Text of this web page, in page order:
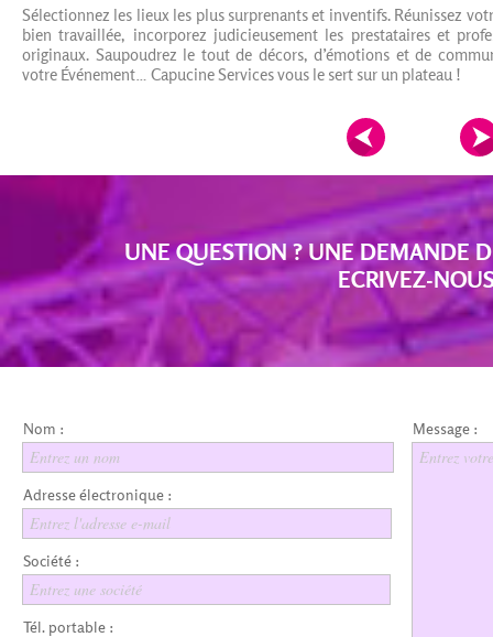
Sélectionnez les lieux les plus surprenants et inventifs. Réunissez
bien travaillée, incorporez judicieusement les prestataires et
originaux. Saupoudrez le tout de décors, d’émotions et de
votre Événement… Capucine Services vous le sert sur un plateau !
UNE QUESTION ? UNE DEMANDE
ECRIVEZ-
Nom :
Entrez un nom
Adresse électronique :
Entrez l'adresse e-mail
Société :
Entrez une société
Message :
Entrez
Tél. portable :